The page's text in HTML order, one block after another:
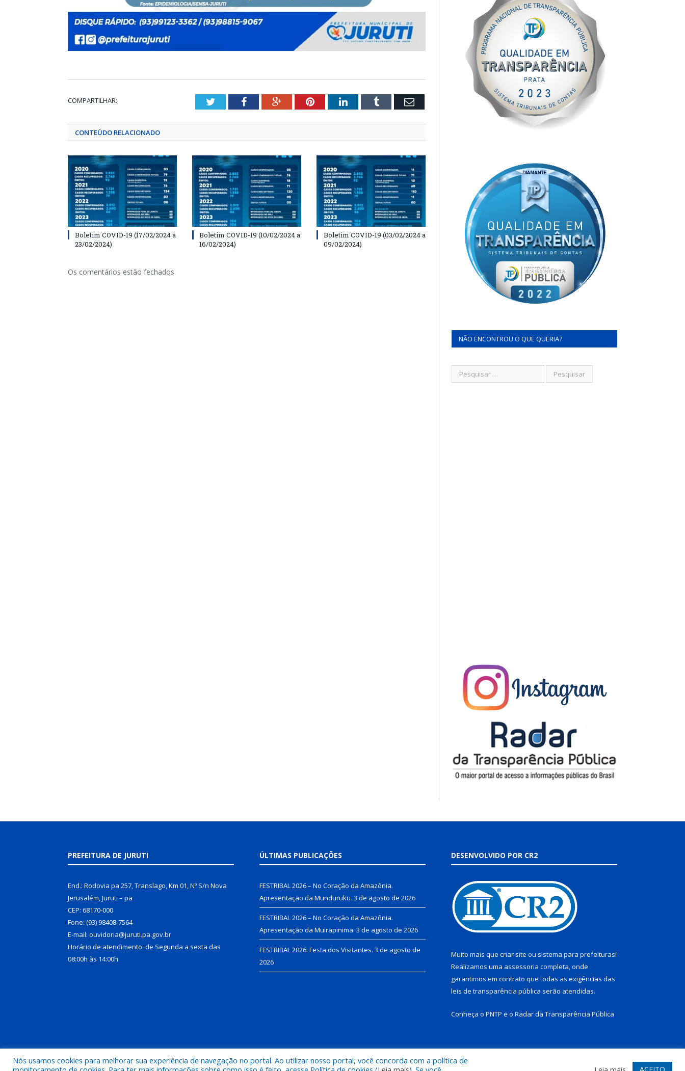
COMPARTILHAR: TwitterFacebookGoogle+PinterestLinkedInTumblr Email
CONTEÚDO RELACIONADO
Boletim COVID-19 (17/02/2024 a
23/02/2024)
Boletim COVID-19 (10/02/2024 a
16/02/2024)
Boletim COVID-19 (03/02/2024 a
09/02/2024)
Os comentários estão fechados.
NÃO ENCONTROU O QUE QUERIA?
PREFEITURA DE JURUTI
End.: Rodovia pa 257, Translago, Km 01, Nº S/n Nova
Jerusalém, Juruti – pa
CEP: 68170-000
Fone: (93) 98408-7564
E-mail: ouvidoria@juruti.pa.gov.br
Horário de atendimento: de Segunda a sexta das
08:00h às 14:00h
ÚLTIMAS PUBLICAÇÕES
FESTRIBAL 2026 – No Coração da Amazônia.
Apresentação da Munduruku. 3 de agosto de 2026
FESTRIBAL 2026 – No Coração da Amazônia.
Apresentação da Muirapinima. 3 de agosto de 2026
FESTRIBAL 2026: Festa dos Visitantes. 3 de agosto de
2026
DESENVOLVIDO POR CR2
Muito mais que criar site ou sistema para prefeituras!
Realizamos uma assessoria completa, onde
garantimos em contrato que todas as exigências das
leis de transparência pública serão atendidas.
Conheça o PNTP e o Radar da Transparência Pública
Todos os direitos reservados a Prefeitura Municipal de Juruti. Mapa do Site Acessar Webmail
Nós usamos cookies para melhorar sua experiência de navegação no portal. Ao utilizar nosso portal, você concorda com a política de
ACEITO